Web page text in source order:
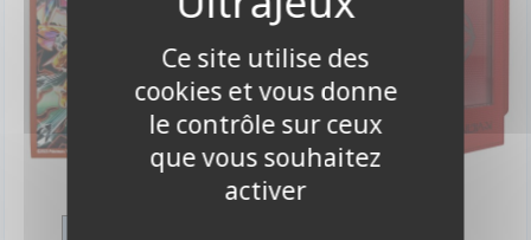
Ce site utilise des
cookies et vous donne
le contrôle sur ceux
que vous souhaitez
activer